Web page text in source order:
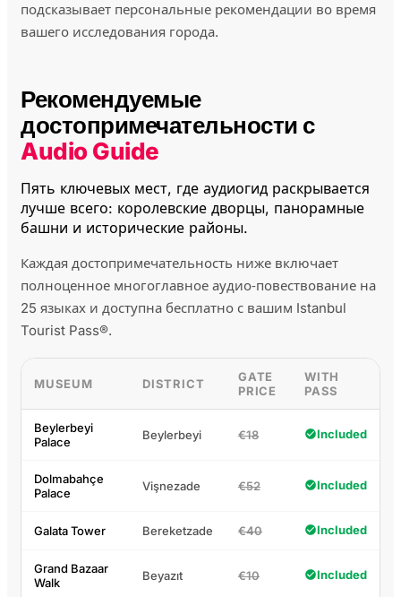
подсказывает персональные рекомендации во время
вашего исследования города.
Рекомендуемые
достопримечательности с
Audio Guide
Пять ключевых мест, где аудиогид раскрывается
лучше всего: королевские дворцы, панорамные
башни и исторические районы.
Каждая достопримечательность ниже включает
полноценное многоглавное аудио‑повествование на
25 языках и доступна бесплатно с вашим Istanbul
Tourist Pass®.
MUSEUM DISTRICT
GATE
PRICE
WITH
PASS
Beylerbeyi
Palace
Beylerbeyi €18 Included
Dolmabahçe
Palace
Vişnezade €52 Included
Galata Tower Bereketzade €40 Included
Grand Bazaar
Walk
Beyazıt €10 Included